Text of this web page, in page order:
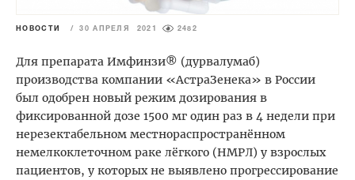
НОВОСТИ / 30 АПРЕЛЯ 2021 2482
Для препарата Имфинзи® (дурвалумаб)
производства компании «АстраЗенека» в России
был одобрен новый режим дозирования в
фиксированной дозе 1500 мг один раз в 4 недели при
нерезектабельном местнораспространённом
немелкоклеточном раке лёгкого (НМРЛ) у взрослых
пациентов, у которых не выявлено прогрессирование